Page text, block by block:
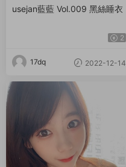
usejan藍藍 Vol.009 黑絲睡衣
2
17dq 2022-12-14